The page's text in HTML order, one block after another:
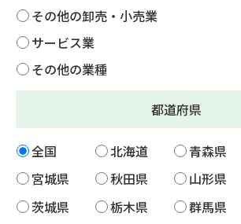
その他の卸売・小売業
サービス業
その他の業種
都道府県
全国 北海道 青森県
宮城県
秋田県 山形県
茨城県
栃木県 群馬県